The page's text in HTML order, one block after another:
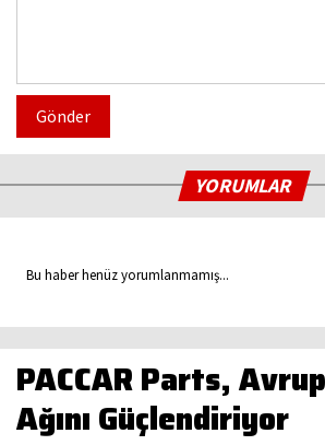
Gönder
YORUMLAR
Bu haber henüz yorumlanmamış...
PACCAR Parts,
Ağını Güçlendiriyor